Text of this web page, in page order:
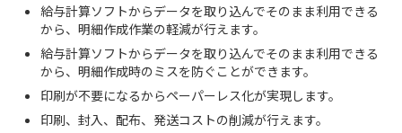
給与計算ソフトからデータを取り込んでそのまま利用できる
から、明細作成作業の軽減が行えます。
給与計算ソフトからデータを取り込んでそのまま利用できる
から、明細作成時のミスを防ぐことができます。
印刷が不要になるからペーパーレス化が実現します。
印刷、封入、配布、発送コストの削減が行えます。